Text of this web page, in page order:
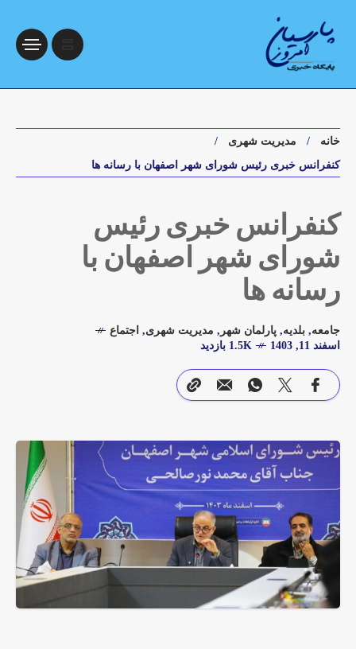
خانه
مدیریت شهری
کنفرانس خبری رئیس شورای شهر اصفهان با رسانه ها
کنفرانس خبری رئیس
شورای شهر اصفهان با
رسانه ها
جامعه, بلدیه, پارلمان شهر , مدیریت شهری, اجتماع
اسفند 11, 1403
1.5K بازدید